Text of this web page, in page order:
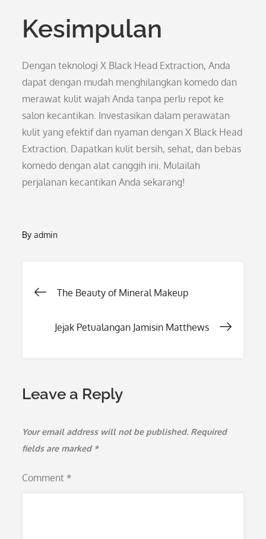
Kesimpulan
Dengan teknologi X Black Head Extraction, Anda
dapat dengan mudah menghilangkan komedo dan
merawat kulit wajah Anda tanpa perlu repot ke
salon kecantikan. Investasikan dalam perawatan
kulit yang efektif dan nyaman dengan X Black Head
Extraction. Dapatkan kulit bersih, sehat, dan bebas
komedo dengan alat canggih ini. Mulailah
perjalanan kecantikan Anda sekarang!
Byadmin
Post
navigation
The Beauty of Mineral Makeup
Jejak Petualangan Jamisin Matthews
Leave a Reply
Your email address will not be published. Required
fields are marked *
Comment *